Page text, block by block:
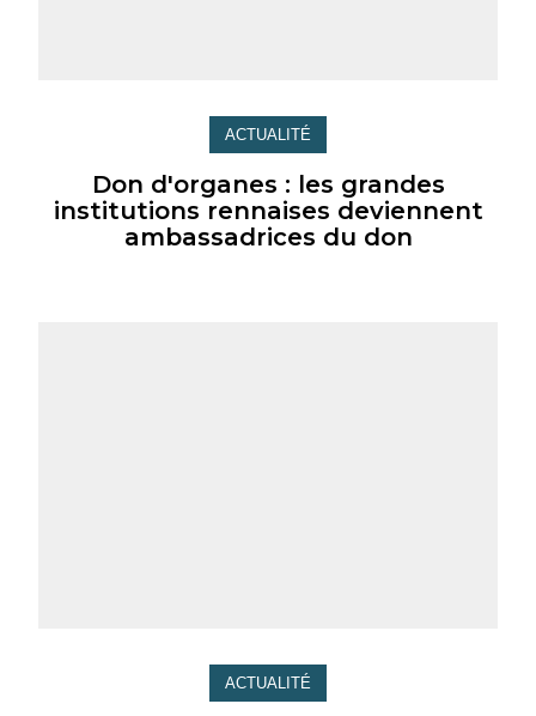
ACTUALITÉ
Don d'organes : les grandes
institutions rennaises deviennent
ambassadrices du don
ACTUALITÉ